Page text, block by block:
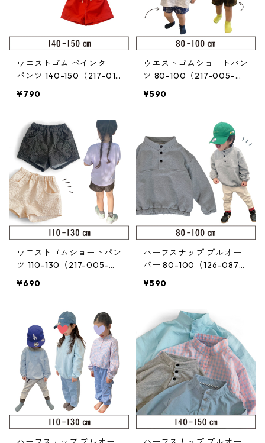
ウエストゴム ペインター
パンツ 140-150（217-014
¥790
ウエストゴムショートパン
ツ 80-100（217-005-
¥590
ウエストゴムショートパン
ツ 110-130（217-005-
¥690
ハーフスナップ プルオー
バー 80-100（126-087-
¥590